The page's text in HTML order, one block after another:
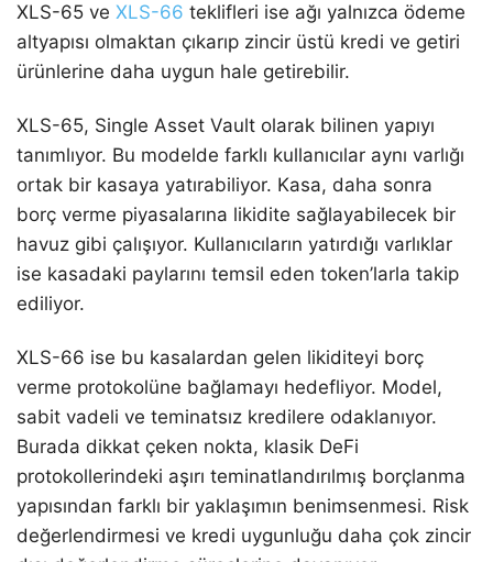
XLS-65 ve XLS-66 teklifleri ise ağı yalnızca ödeme
altyapısı olmaktan çıkarıp zincir üstü kredi ve getiri
ürünlerine daha uygun hale getirebilir.
XLS-65, Single Asset Vault olarak bilinen yapıyı
tanımlıyor. Bu modelde farklı kullanıcılar aynı varlığı
ortak bir kasaya yatırabiliyor. Kasa, daha sonra
borç verme piyasalarına likidite sağlayabilecek bir
havuz gibi çalışıyor. Kullanıcıların yatırdığı varlıklar
ise kasadaki paylarını temsil eden token’larla takip
ediliyor.
XLS-66 ise bu kasalardan gelen likiditeyi borç
verme protokolüne bağlamayı hedefliyor. Model,
sabit vadeli ve teminatsız kredilere odaklanıyor.
Burada dikkat çeken nokta, klasik DeFi
protokollerindeki aşırı teminatlandırılmış borçlanma
yapısından farklı bir yaklaşımın benimsenmesi. Risk
değerlendirmesi ve kredi uygunluğu daha çok zincir